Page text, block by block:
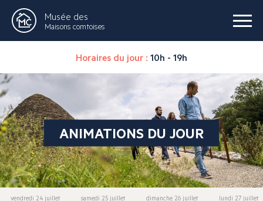
Musée des
Maisons comtoises
Horaires du jour : 10h - 19h
ANIMATIONS DU JOUR
vendredi 24 juillet samedi 25 juillet dimanche 26 juillet lundi 27 juillet